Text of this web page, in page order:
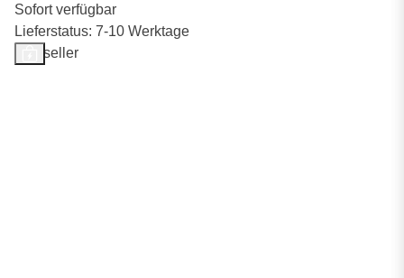
Sofort verfügbar
Lieferstatus: 7-10 Werktage
Bestseller